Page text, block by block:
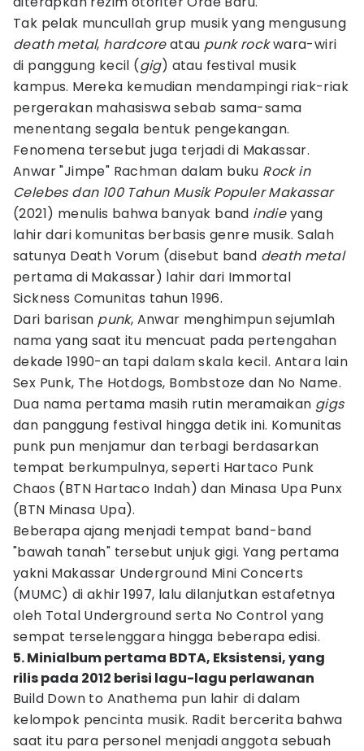
Tak pelak muncullah grup musik yang mengusung
death metal, hardcoreatau punk rockwara-wiri
di panggung kecil (gig) atau festival musik
kampus. Mereka kemudian mendampingi riak-riak
pergerakan mahasiswa sebab sama-sama
menentang segala bentuk pengekangan.
Fenomena tersebut juga terjadi di Makassar.
Anwar "Jimpe" Rachman dalam buku Rock in
Celebes dan 100 Tahun Musik Populer Makassar
(2021) menulis bahwa banyak band indieyang
lahir dari komunitas berbasis genre musik. Salah
satunya Death Vorum (disebut band death metal
pertama di Makassar) lahir dari Immortal
Sickness Comunitas tahun 1996.
Dari barisan punk, Anwar menghimpun sejumlah
nama yang saat itu mencuat pada pertengahan
dekade 1990-an tapi dalam skala kecil. Antara lain
Sex Punk, The Hotdogs, Bombstoze dan No Name.
Dua nama pertama masih rutin meramaikan gigs
dan panggung festival hingga detik ini. Komunitas
punk pun menjamur dan terbagi berdasarkan
tempat berkumpulnya, seperti Hartaco Punk
Chaos (BTN Hartaco Indah) dan Minasa Upa Punx
(BTN Minasa Upa).
Beberapa ajang menjadi tempat band-band
"bawah tanah" tersebut unjuk gigi. Yang pertama
yakni Makassar Underground Mini Concerts
(MUMC) di akhir 1997, lalu dilanjutkan estafetnya
oleh Total Underground serta No Control yang
sempat terselenggara hingga beberapa edisi.
5. Minialbum pertama BDTA, Eksistensi, yang
rilis pada 2012 berisi lagu-lagu perlawanan
Build Down to Anathema pun lahir di dalam
kelompok pencinta musik. Radit bercerita bahwa
saat itu para personel menjadi anggota sebuah